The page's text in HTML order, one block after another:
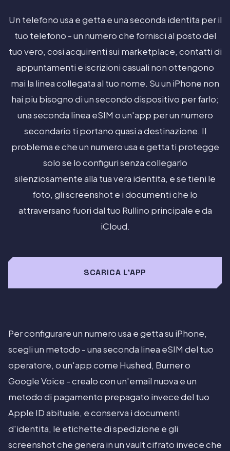
Un telefono usa e getta e una seconda identita per il
tuo telefono - un numero che fornisci al posto del
tuo vero, cosi acquirenti sui marketplace, contatti di
appuntamenti e iscrizioni casuali non ottengono
mai la linea collegata al tuo nome. Su un iPhone non
hai piu bisogno di un secondo dispositivo per farlo;
una seconda linea eSIM o un'app per un numero
secondario ti portano quasi a destinazione. Il
problema e che un numero usa e getta ti protegge
solo se lo configuri senza collegarlo
silenziosamente alla tua vera identita, e se tieni le
foto, gli screenshot e i documenti che lo
attraversano fuori dal tuo Rullino principale e da
iCloud.
SCARICA L'APP
Per configurare un numero usa e getta su iPhone,
scegli un metodo - una seconda linea eSIM del tuo
operatore, o un'app come Hushed, Burner o
Google Voice - crealo con un'email nuova e un
metodo di pagamento prepagato invece del tuo
Apple ID abituale, e conserva i documenti
d'identita, le etichette di spedizione e gli
screenshot che genera in un vault cifrato invece che